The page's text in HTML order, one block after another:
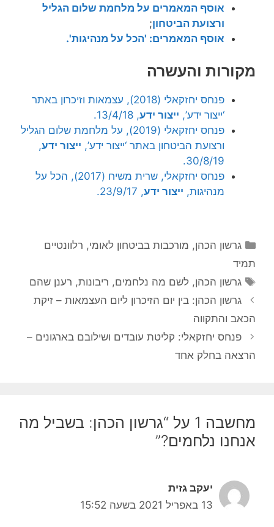
אוסף המאמרים על מלחמת שלום הגליל
ורצועת הביטחון;
אוסף המאמרים: 'הכל על מנהיגות'.
מקורות והעשרה
פנחס יחזקאלי (2018), עצמאות וזיכרון באתר
‘ייצור ידע’, ייצור ידע, 13/4/18.
פנחס יחזקאלי (2019), על מלחמת שלום הגליל
ורצועת הביטחון באתר ‘ייצור ידע’, ייצור ידע,
30/8/19.
פנחס יחזקאלי, שרית משיח (2017), הכל על
מנהיגות, ייצור ידע, 23/9/17.
קטגוריות
גרשון הכהן, מורכבות בביטחון לאומי, רלוונטיים
תמיד
תגיות
גרשון הכהן, לשם מה נלחמים, ריבונות, רענן שהם
גרשון הכהן: בין יום הזיכרון ליום העצמאות – זיקת
הכאב והתקווה
פנחס יחזקאלי: קליטת עובדים ושילובם בארגונים –
הרצאה בחלק אחד
מחשבה 1 על “גרשון הכהן: בשביל מה
אנחנו נלחמים?”
יעקב גזית
13 באפריל 2021 בשעה 15:52